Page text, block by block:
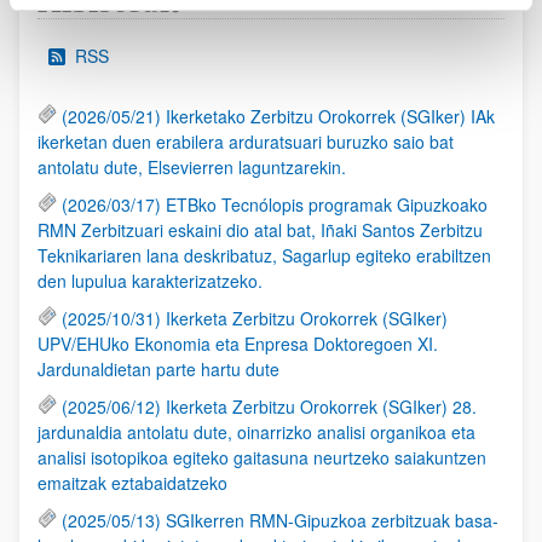
RSS
(2026/05/21) Ikerketako Zerbitzu Orokorrek (SGIker) IAk
ikerketan duen erabilera arduratsuari buruzko saio bat
antolatu dute, Elsevierren laguntzarekin.
(2026/03/17) ETBko Tecnólopis programak Gipuzkoako
RMN Zerbitzuari eskaini dio atal bat, Iñaki Santos Zerbitzu
Teknikariaren lana deskribatuz, Sagarlup egiteko erabiltzen
den lupulua karakterizatzeko.
(2025/10/31) Ikerketa Zerbitzu Orokorrek (SGIker)
UPV/EHUko Ekonomia eta Enpresa Doktoregoen XI.
Jardunaldietan parte hartu dute
(2025/06/12) Ikerketa Zerbitzu Orokorrek (SGIker) 28.
jardunaldia antolatu dute, oinarrizko analisi organikoa eta
analisi isotopikoa egiteko gaitasuna neurtzeko saiakuntzen
emaitzak eztabaidatzeko
(2025/05/13) SGIkerren RMN-Gipuzkoa zerbitzuak basa-